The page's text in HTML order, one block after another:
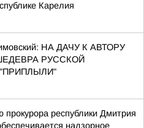
Карелия
НА ДАЧУ К АВТОРУ
РУССКОЙ
прокурора республики Дмитрия
надзорное